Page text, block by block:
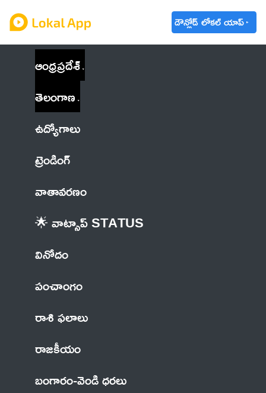
డౌన్లోడ్ లోకల్ యాప్
ఆంధ్రప్రదేశ్
తెలంగాణ
ఉద్యోగాలు
ట్రెండింగ్
వాతావరణం
🌟 వాట్సాప్ STATUS
వినోదం
పంచాంగం
రాశి ఫలాలు
రాజకీయం
బంగారం-వెండి ధరలు